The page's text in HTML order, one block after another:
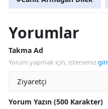
Yorumlar
Takma Ad
Yorum yapmak için, isterseniz
Yorum Yazın (500 Karakter)